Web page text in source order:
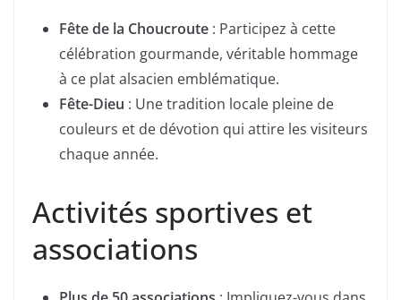
Fête de la Choucroute : Participez à cette
célébration gourmande, véritable hommage
à ce plat alsacien emblématique.
Fête-Dieu : Une tradition locale pleine de
couleurs et de dévotion qui attire les visiteurs
chaque année.
Activités sportives et
associations